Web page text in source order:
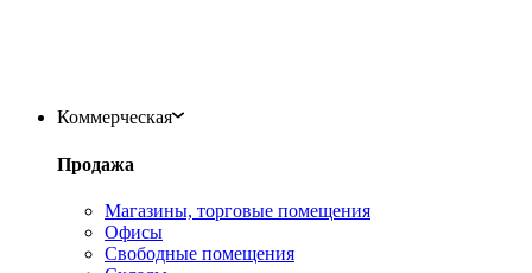
Коммерческая
Продажа
Магазины, торговые помещения
Офисы
Свободные помещения